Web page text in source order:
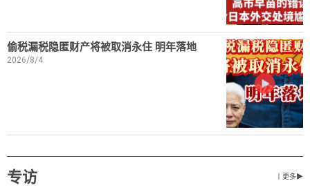
偷税漏税隐匿财产将被取消永住 明年落地
2026/8/4
专访 丨更多▶